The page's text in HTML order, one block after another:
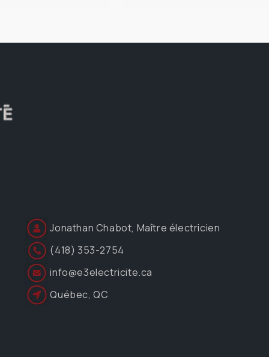
Jonathan Chabot, Maître électricien
(418) 353-2754
info@e3electricite.ca
Québec, QC